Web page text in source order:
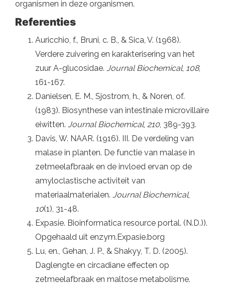
organismen in deze organismen.
Referenties
Auricchio, f., Bruni, c. B., & Sica, V. (1968).
Verdere zuivering en karakterisering van het
zuur A-glucosidae. Journal Biochemical, 108,
161-167.
Danielsen, E. M., Sjostrom, h., & Noren, of.
(1983). Biosynthese van intestinale microvillaire
eiwitten. Journal Biochemical, 210, 389-393.
Davis, W. NAAR. (1916). III. De verdeling van
malase in planten. De functie van malase in
zetmeelafbraak en de invloed ervan op de
amyloclastische activiteit van
materiaalmaterialen. Journal Biochemical,
10(1), 31-48.
Expasie. Bioinformatica resource portal. (N.D.)).
Opgehaald uit enzym.Expasie.borg
Lu, en., Gehan, J. P., & Shakyy, T. D. (2005).
Daglengte en circadiane effecten op
zetmeelafbraak en maltose metabolisme.